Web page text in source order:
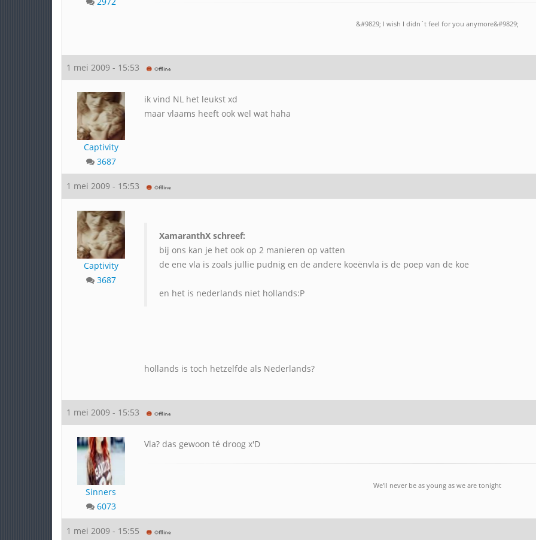
&#9829; I wish I didn`t feel for you anymore&#9829;
1 mei 2009 - 15:53
Captivity
3687
ik vind NL het leukst xd
maar vlaams heeft ook wel wat haha
1 mei 2009 - 15:53
Captivity
3687
XamaranthX schreef:
bij ons kan je het ook op 2 manieren op vatten
de ene vla is zoals jullie pudnig en de andere koeënvla is de poep van de koe
en het is nederlands niet hollands:P
hollands is toch hetzelfde als Nederlands?
1 mei 2009 - 15:53
Sinners
6073
Vla? das gewoon té droog x'D
We'll never be as young as we are tonight
1 mei 2009 - 15:55